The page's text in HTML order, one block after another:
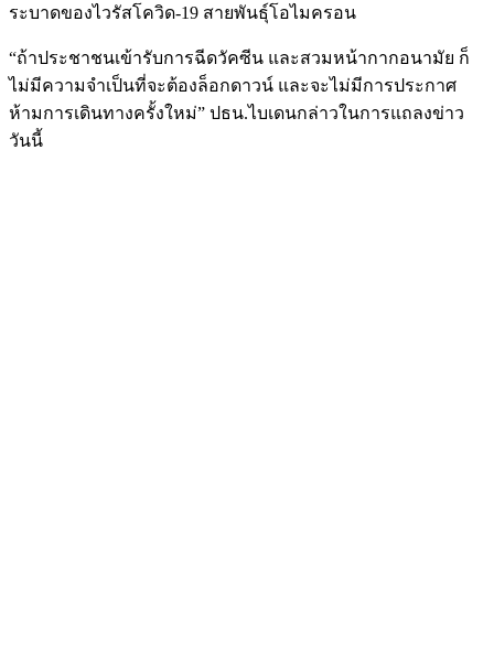
ระบาดของไวรัสโควิด-19 สายพันธุ์โอไมครอน
“ถ้าประชาชนเข้ารับการฉีดวัคซีน และสวมหน้ากากอนามัย ก็
ไม่มีความจำเป็นที่จะต้องล็อกดาวน์ และจะไม่มีการประกาศ
ห้ามการเดินทางครั้งใหม่” ปธน.ไบเดนกล่าวในการแถลงข่าว
วันนี้